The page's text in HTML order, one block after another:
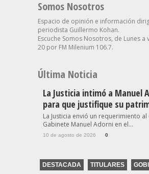
Somos Nosotros
Espacio de opinión e información
periodista Guillermo Kohan.
Escuche Somos Nosotros, de Lunes a
20 por FM Milenium 106.7.
Última Noticia
La Justicia intimó a Manuel
para que justifique su
La Justicia envió un requerimiento al
Gabinete Manuel Adorni en el...
10 de agosto de 2026 0
DESTACADA TITULARES